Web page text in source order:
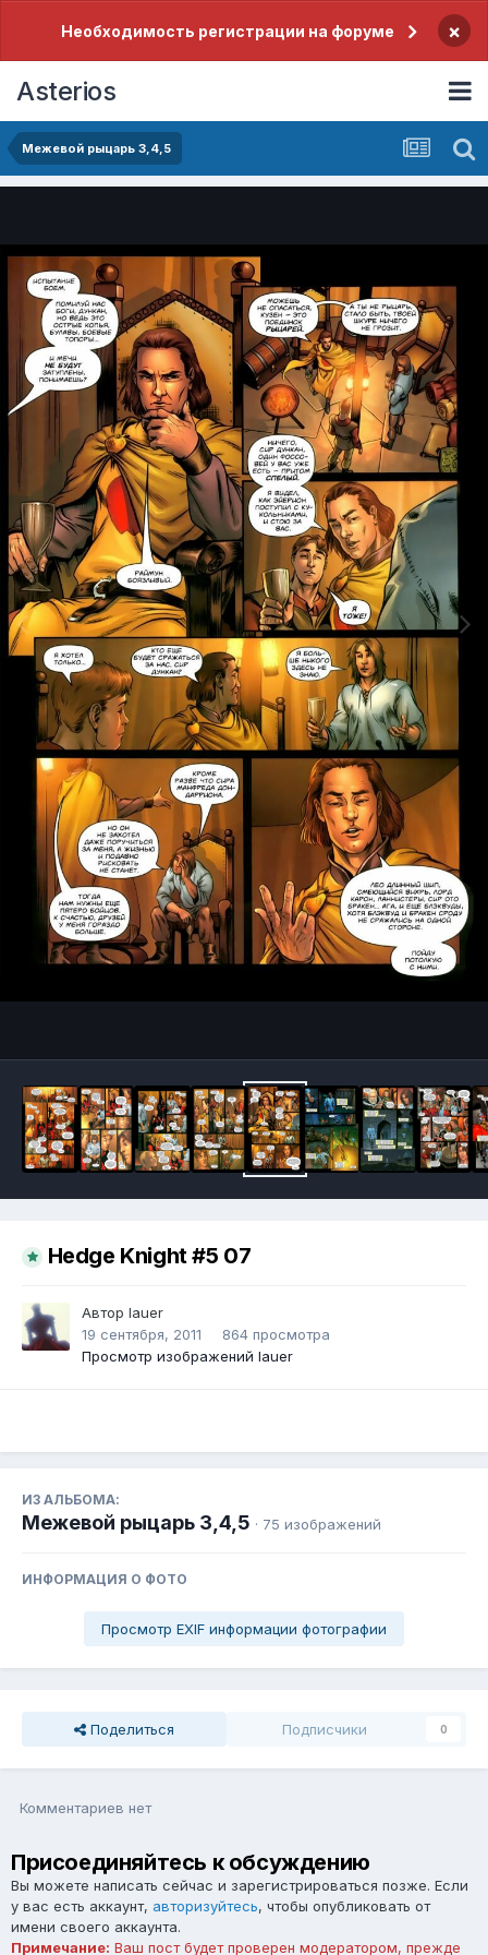
Необходимость регистрации на форуме ×
Asterios
Межевой рыцарь 3,4,5
Hedge Knight #5 07
Автор lauer
19 сентября, 2011
864 просмотра
Просмотр изображений lauer
ИЗ АЛЬБОМА:
Межевой рыцарь 3,4,5 · 75 изображений
ИНФОРМАЦИЯ О ФОТО
Просмотр EXIF информации фотографии
Поделиться Подписчики 0
Комментариев нет
Присоединяйтесь к обсуждению
Вы можете написать сейчас и зарегистрироваться позже. Если
у вас есть аккаунт, авторизуйтесь, чтобы опубликовать от
имени своего аккаунта.
Примечание: Ваш пост будет проверен модератором, прежде